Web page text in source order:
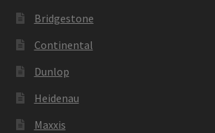
Bridgestone
Continental
Dunlop
Heidenau
Maxxis